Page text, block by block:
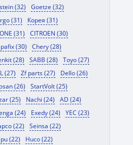
(32)
Goetze (32)
(31)
Корея (31)
(31)
CITROEN (30)
(30)
Chery (28)
(28)
SABB (28)
Toyo (27)
(27)
Zf parts (27)
Dello (26)
(26)
StartVolt (25)
(25)
Nachi (24)
AD (24)
(24)
Exedy (24)
YEC (23)
(22)
Seinsa (22)
(22)
Huco (22)